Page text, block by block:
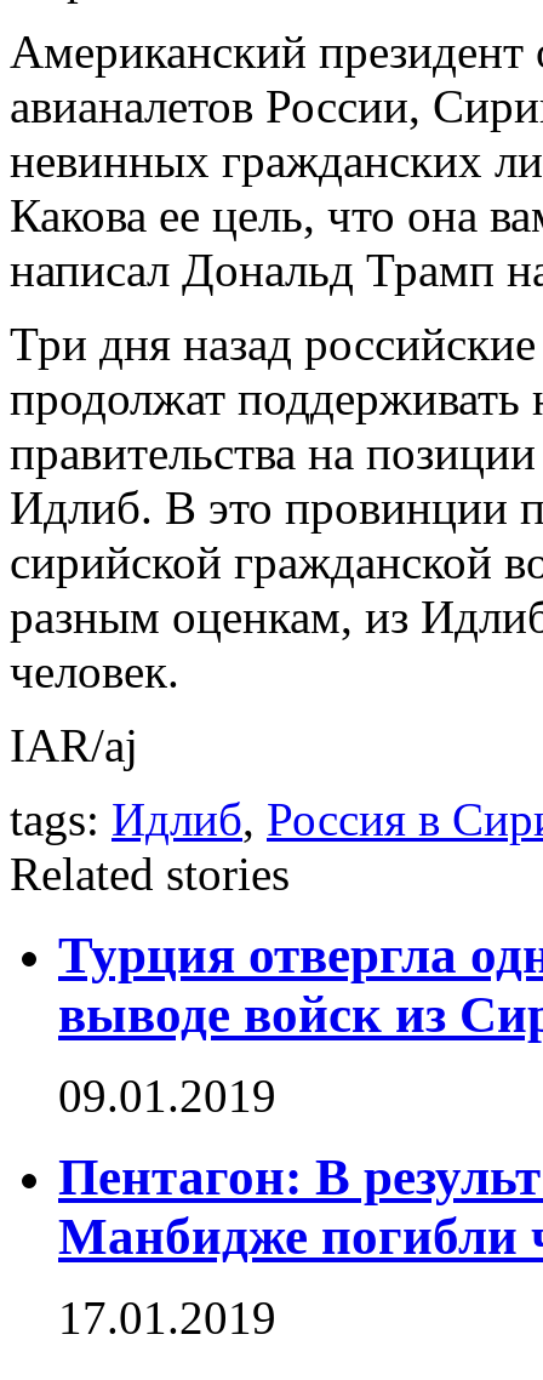
Американский президент
авианалетов России,
невинных гражданских
Какова ее цель, что она
написал Дональд Трамп
Три дня назад
продолжат поддерживать
правительства на
Идлиб. В это провинции
сирийской гражданской
разным оценкам, из
человек.
IAR/aj
tags: Идлиб, Россия в
Related stories
Турция отвергла
выводе войск из
09.01.2019
Пентагон: В
Манбидже погибли
17.01.2019